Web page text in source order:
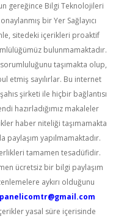
gereğince Bilgi Teknolojileri
bir Yer Sağlayıcı
sitedeki içerikleri proaktif
bulunmamaktadır.
taşımakta olup,
etmiş sayılırlar. Bu internet
şirketi ile hiçbir bağlantısı
hazırladığımız makaleler
haber niteliği taşımamakta
paylaşım yapılmamaktadır.
tamamen tesadüfidir.
ücretsiz bir bilgi paylaşım
aykırı olduğunu
yasal süre içerisinde